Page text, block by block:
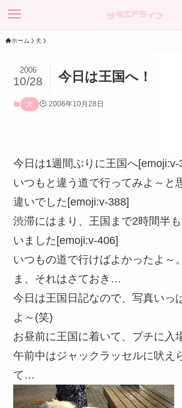
ホーム 犬
今日は王国へ！
2006
10/28
犬 2006年10月28日
今日は1週間ぶりに王国へ[emoji:v-
いつもと違う道で行ってみよ～と
違いでした[emoji:v-388]
渋滞にはまり、王国まで2時間半
いました[emoji:v-406]
いつもの道で行けばよかったよ～。
ま、それはさておき…
今日は王国日記なので、写真いっ
よ～(笑)
お昼前に王国に着いて、プチに入
午前中はジャックラッセルに吠え
て…